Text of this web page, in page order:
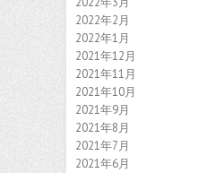
2022年2月
2022年1月
2021年12月
2021年11月
2021年10月
2021年9月
2021年8月
2021年7月
2021年6月